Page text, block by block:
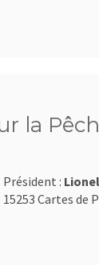
la
Président :
15253 Cartes de